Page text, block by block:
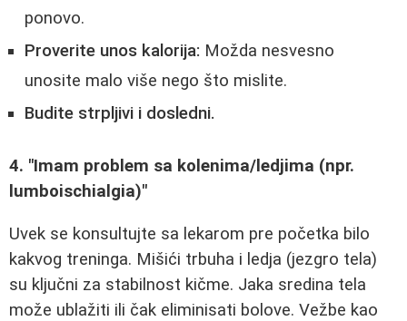
ponovo.
Proverite unos kalorija: Možda nesvesno
unosite malo više nego što mislite.
Budite strpljivi i dosledni.
4. "Imam problem sa kolenima/ledjima (npr.
lumboischialgia)"
Uvek se konsultujte sa lekarom pre početka bilo
kakvog treninga. Mišići trbuha i ledja (jezgro tela)
su ključni za stabilnost kičme. Jaka sredina tela
može ublažiti ili čak eliminisati bolove. Vežbe kao